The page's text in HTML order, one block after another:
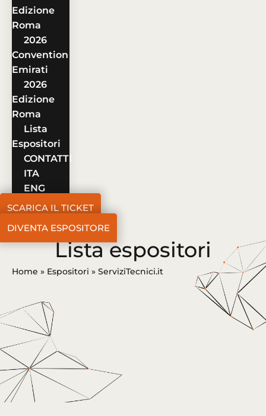
Edizione
Roma
2026
Convention
Emirati
2026
Edizione
Roma
Lista
Espositori
CONTATTI
ITA
ENG
SCARICA IL TICKET
DIVENTA ESPOSITORE
Lista espositori
Home » Espositori » ServiziTecnici.it